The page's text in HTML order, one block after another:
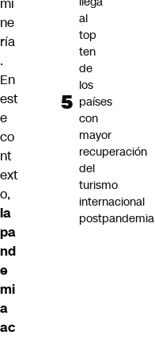
ne
ría
.
En
est
e
co
nt
ext
o,
la
pa
nd
e
mi
a
ac
al
top
ten
de
los
países
con
mayor
recuperación
del
turismo
internacional
postpandemia